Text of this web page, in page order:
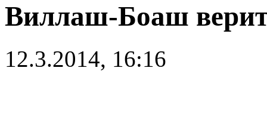
Виллаш-Боаш
12.3.2014, 16:16